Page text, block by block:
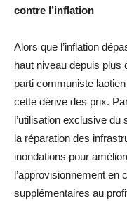
contre l’inflation
Alors que l’inflation
haut niveau depuis plus
parti communiste
cette dérive des prix.
l’utilisation exclusive
la réparation des
inondations pour
l’approvisionnement en
supplémentaires au